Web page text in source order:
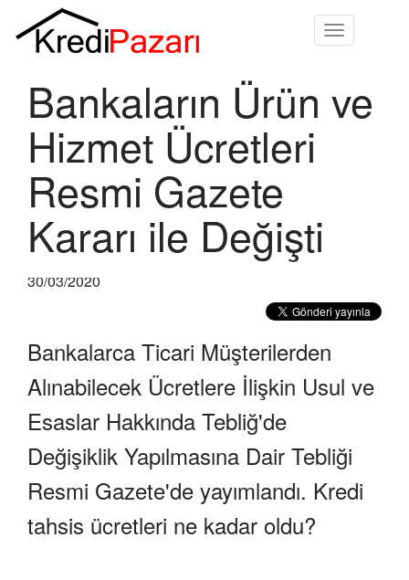
Toggle
Bankaların Ürün ve
Hizmet Ücretleri
Resmi Gazete
Kararı ile Değişti
30/03/2020
Bankalarca Ticari Müşterilerden
Alınabilecek Ücretlere İlişkin Usul ve
Esaslar Hakkında Tebliğ'de
Değişiklik Yapılmasına Dair Tebliği
Resmi Gazete'de yayımlandı. Kredi
tahsis ücretleri ne kadar oldu?